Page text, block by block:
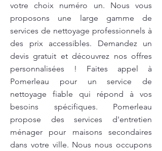
votre choix numéro un. Nous vous
proposons une large gamme de
services de nettoyage professionnels à
des prix accessibles. Demandez un
devis gratuit et découvrez nos offres
personnalisées ! Faites appel à
Pomerleau pour un service de
nettoyage fiable qui répond à vos
besoins spécifiques. Pomerleau
propose des services d'entretien
ménager pour maisons secondaires
dans votre ville. Nous nous occupons